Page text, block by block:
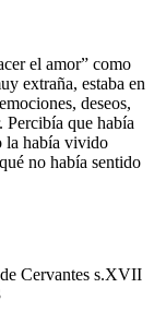
el amor” como
extraña, estaba en
deseos,
Percibía que había
la había vivido
no había sentido
Cervantes s.XVII